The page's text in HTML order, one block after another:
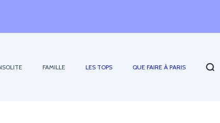
FAMILLE LES TOPS QUE FAIRE À PARIS